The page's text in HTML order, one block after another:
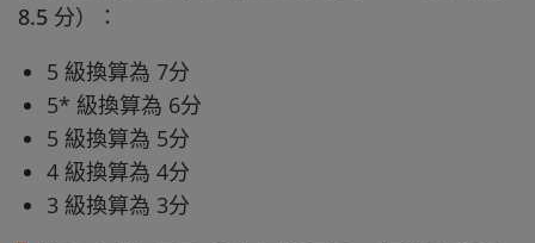
8.5 分）：
5 級換算為 7分
5* 級換算為 6分
5 級換算為 5分
4 級換算為 4分
3 級換算為 3分